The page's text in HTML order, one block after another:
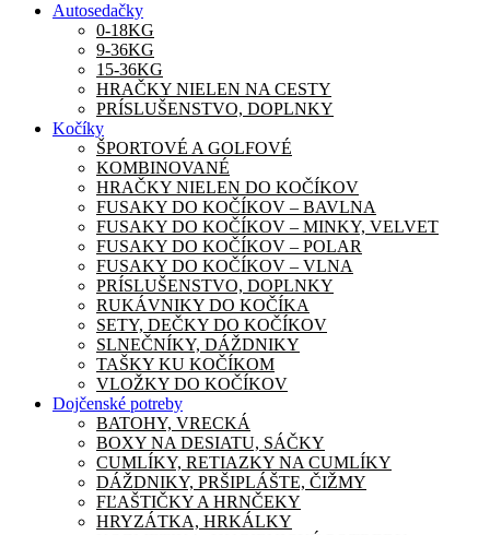
Autosedačky
0-18KG
9-36KG
15-36KG
HRAČKY NIELEN NA CESTY
PRÍSLUŠENSTVO, DOPLNKY
Kočíky
ŠPORTOVÉ A GOLFOVÉ
KOMBINOVANÉ
HRAČKY NIELEN DO KOČÍKOV
FUSAKY DO KOČÍKOV – BAVLNA
FUSAKY DO KOČÍKOV – MINKY, VELVET
FUSAKY DO KOČÍKOV – POLAR
FUSAKY DO KOČÍKOV – VLNA
PRÍSLUŠENSTVO, DOPLNKY
RUKÁVNIKY DO KOČÍKA
SETY, DEČKY DO KOČÍKOV
SLNEČNÍKY, DÁŽDNIKY
TAŠKY KU KOČÍKOM
VLOŽKY DO KOČÍKOV
Dojčenské potreby
BATOHY, VRECKÁ
BOXY NA DESIATU, SÁČKY
CUMLÍKY, RETIAZKY NA CUMLÍKY
DÁŽDNIKY, PRŠIPLÁŠTE, ČIŽMY
FĽAŠTIČKY A HRNČEKY
HRYZÁTKA, HRKÁLKY